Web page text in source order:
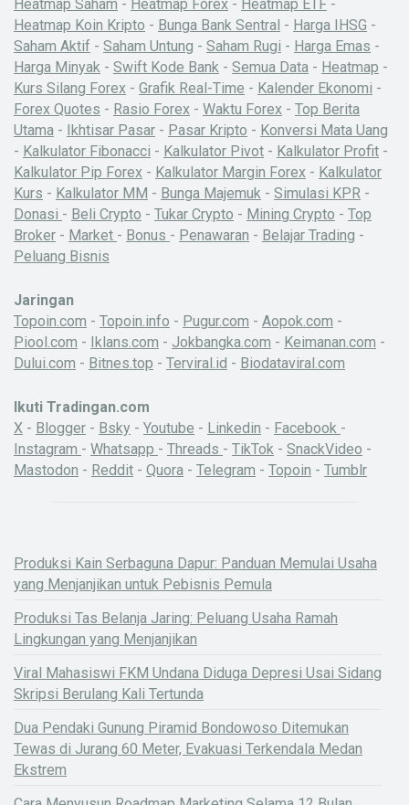
Heatmap Saham - Heatmap Forex - Heatmap ETF -
Heatmap Koin Kripto - Bunga Bank Sentral - Harga IHSG -
Saham Aktif - Saham Untung - Saham Rugi - Harga Emas -
Harga Minyak - Swift Kode Bank - Semua Data - Heatmap -
Kurs Silang Forex - Grafik Real-Time - Kalender Ekonomi -
Forex Quotes - Rasio Forex - Waktu Forex - Top Berita
Utama - Ikhtisar Pasar - Pasar Kripto - Konversi Mata Uang
- Kalkulator Fibonacci - Kalkulator Pivot - Kalkulator Profit -
Kalkulator Pip Forex - Kalkulator Margin Forex - Kalkulator
Kurs - Kalkulator MM - Bunga Majemuk - Simulasi KPR -
Donasi - Beli Crypto - Tukar Crypto - Mining Crypto - Top
Broker - Market - Bonus - Penawaran - Belajar Trading -
Peluang Bisnis
Jaringan
Topoin.com - Topoin.info - Pugur.com - Aopok.com -
Piool.com - Iklans.com - Jokbangka.com - Keimanan.com -
Dului.com - Bitnes.top - Terviral.id - Biodataviral.com
Ikuti Tradingan.com
X - Blogger - Bsky - Youtube - Linkedin - Facebook -
Instagram - Whatsapp - Threads - TikTok - SnackVideo -
Mastodon - Reddit - Quora - Telegram - Topoin - Tumblr
Produksi Kain Serbaguna Dapur: Panduan Memulai Usaha
yang Menjanjikan untuk Pebisnis Pemula
Produksi Tas Belanja Jaring: Peluang Usaha Ramah
Lingkungan yang Menjanjikan
Viral Mahasiswi FKM Undana Diduga Depresi Usai Sidang
Skripsi Berulang Kali Tertunda
Dua Pendaki Gunung Piramid Bondowoso Ditemukan
Tewas di Jurang 60 Meter, Evakuasi Terkendala Medan
Ekstrem